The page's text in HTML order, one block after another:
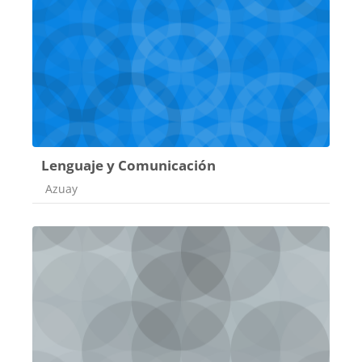
Lenguaje y Comunicación
Categoría de cursos
Azuay